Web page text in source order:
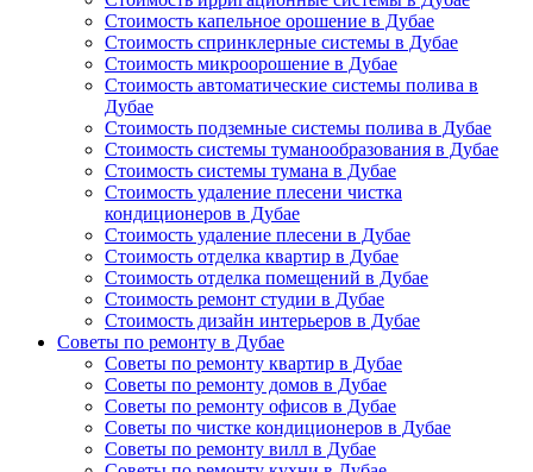
Стоимость капельное орошение в Дубае
Стоимость спринклерные системы в Дубае
Стоимость микроорошение в Дубае
Стоимость автоматические системы полива в
Дубае
Стоимость подземные системы полива в Дубае
Стоимость системы туманообразования в Дубае
Стоимость системы тумана в Дубае
Стоимость удаление плесени чистка
кондиционеров в Дубае
Стоимость удаление плесени в Дубае
Стоимость отделка квартир в Дубае
Стоимость отделка помещений в Дубае
Стоимость ремонт студии в Дубае
Стоимость дизайн интерьеров в Дубае
Советы по ремонту в Дубае
Советы по ремонту квартир в Дубае
Советы по ремонту домов в Дубае
Советы по ремонту офисов в Дубае
Советы по чистке кондиционеров в Дубае
Советы по ремонту вилл в Дубае